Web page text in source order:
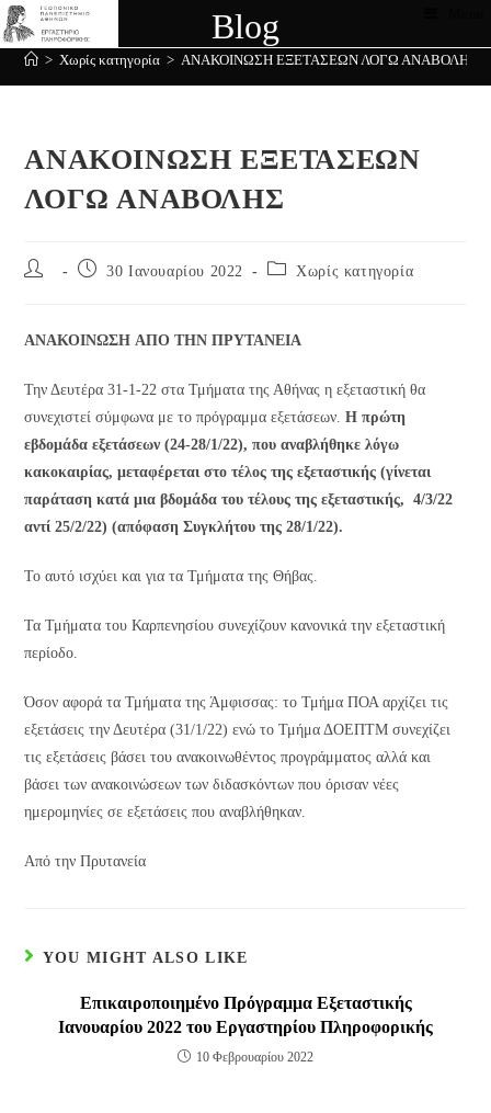
Şans Casino CasinolevantBlog
> Χωρίς κατηγορία > ΑΝΑΚΟΙΝΩΣΗ ΕΞΕΤΑΣΕΩΝ ΛΟΓΩ ΑΝΑΒΟΛΗΣ
ΑΝΑΚΟΙΝΩΣΗ ΕΞΕΤΑΣΕΩΝ
ΛΟΓΩ ΑΝΑΒΟΛΗΣ
30 Ιανουαρίου 2022 Χωρίς κατηγορία
ΑΝΑΚΟΙΝΩΣΗ ΑΠΟ ΤΗΝ ΠΡΥΤΑΝΕΙΑ
Την Δευτέρα 31-1-22 στα Τμήματα της Αθήνας η εξεταστική θα
συνεχιστεί σύμφωνα με το πρόγραμμα εξετάσεων.Η πρώτη
εβδομάδα εξετάσεων (24-28/1/22), που αναβλήθηκε λόγω
κακοκαιρίας, μεταφέρεται στο τέλος της εξεταστικής (γίνεται
παράταση κατά μια βδομάδα του τέλους της εξεταστικής, 4/3/22
αντί 25/2/22) (απόφαση Συγκλήτου της 28/1/22).
Το αυτό ισχύει και για τα Τμήματα της Θήβας.
Τα Τμήματα του Καρπενησίου συνεχίζουν κανονικά την εξεταστική
περίοδο.
Όσον αφορά τα Τμήματα της Άμφισσας: το Τμήμα ΠΟΑ αρχίζει τις
εξετάσεις την Δευτέρα (31/1/22) ενώ το Τμήμα ΔΟΕΠΤΜ συνεχίζει
τις εξετάσεις βάσει του ανακοινωθέντος προγράμματος αλλά και
βάσει των ανακοινώσεων των διδασκόντων που όρισαν νέες
ημερομηνίες σε εξετάσεις που αναβλήθηκαν.
Από την Πρυτανεία
YOU MIGHT ALSO LIKE
Επικαιροποιημένο Πρόγραμμα Εξεταστικής
Ιανουαρίου 2022 του Εργαστηρίου Πληροφορικής
10 Φεβρουαρίου 2022